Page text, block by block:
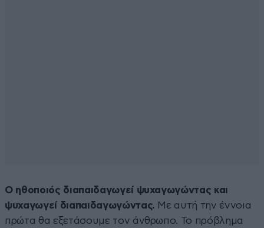
Ο ηθοποιός διαπαιδαγωγεί ψυχαγωγώντας και
ψυχαγωγεί διαπαιδαγωγώντας. Με αυτή την έννοια
πρώτα θα εξετάσουμε τον άνθρωπο. Το πρόβλημα